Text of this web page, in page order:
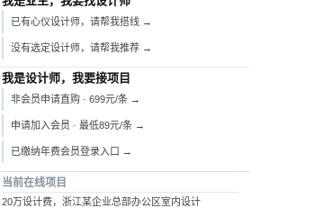
已有心仪设计师，请帮我搭线 →
没有选定设计师，请帮我推荐 →
我是设计师，我要接项目
非会员申请直购 · 699元/条 →
申请加入会员 · 最低89元/条 →
已缴纳年费会员登录入口 →
当前在线项目
20万设计费，浙江某企业总部办公区室内设计